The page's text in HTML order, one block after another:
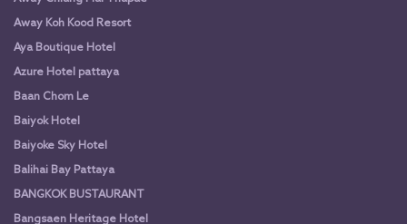
Away Koh Kood Resort
Aya Boutique Hotel
Azure Hotel pattaya
Baan Chom Le
Baiyok Hotel
Baiyoke Sky Hotel
Balihai Bay Pattaya
BANGKOK BUSTAURANT
Bangsaen Heritage Hotel